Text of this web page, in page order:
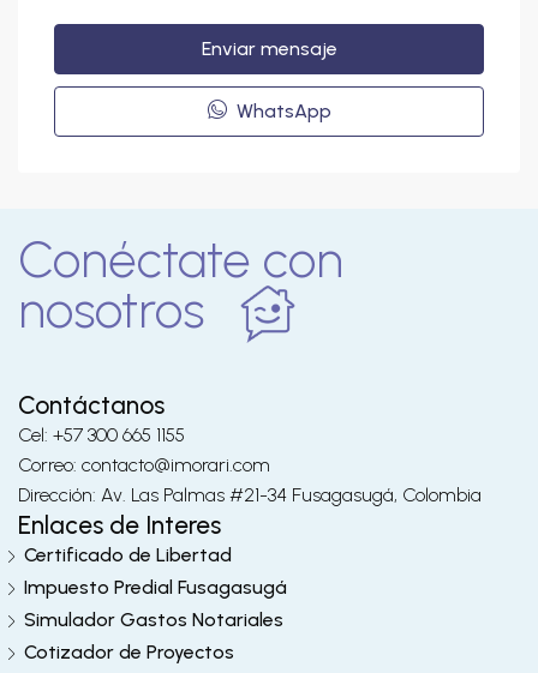
Enviar mensaje
WhatsApp
Conéctate con
nosotros
Contáctanos
Cel: +57 300 665 1155
Correo: contacto@imorari.com
Dirección: Av. Las Palmas #21-34 Fusagasugá, Colombia
Enlaces de Interes
Certificado de Libertad
Impuesto Predial Fusagasugá
Simulador Gastos Notariales
Cotizador de Proyectos